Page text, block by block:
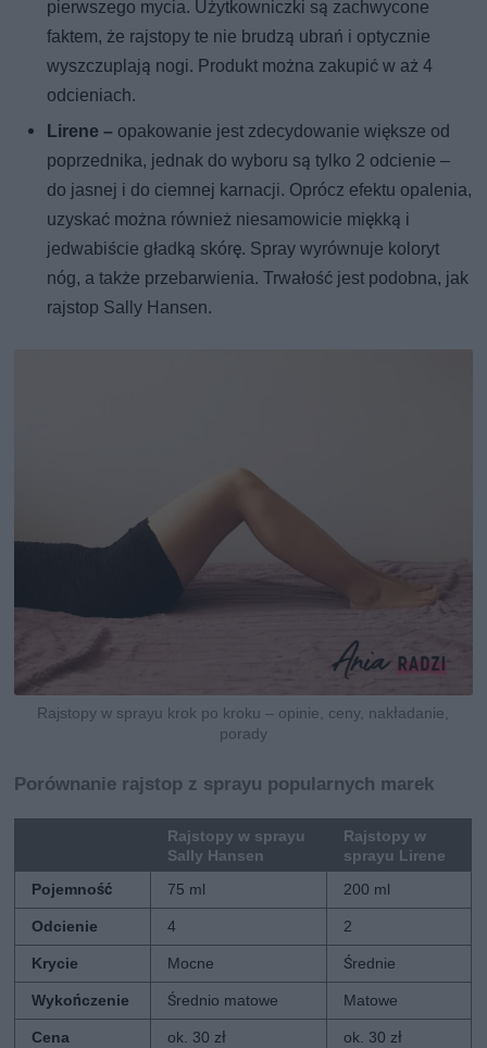
pierwszego mycia. Użytkowniczki są zachwycone
faktem, że rajstopy te nie brudzą ubrań i optycznie
wyszczuplają nogi. Produkt można zakupić w aż 4
odcieniach.
Lirene – opakowanie jest zdecydowanie większe od
poprzednika, jednak do wyboru są tylko 2 odcienie –
do jasnej i do ciemnej karnacji. Oprócz efektu opalenia,
uzyskać można również niesamowicie miękką i
jedwabiście gładką skórę. Spray wyrównuje koloryt
nóg, a także przebarwienia. Trwałość jest podobna, jak
rajstop Sally Hansen.
Rajstopy w sprayu krok po kroku – opinie, ceny, nakładanie,
porady
Porównanie rajstop z sprayu popularnych marek
Rajstopy w sprayu
Sally Hansen
Rajstopy w
sprayu Lirene
Pojemność
75 ml 200 ml
Odcienie 4 2
Krycie Mocne Średnie
Wykończenie Średnio matowe Matowe
Cena ok. 30 zł ok. 30 zł